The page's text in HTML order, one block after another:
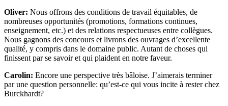
Oliver: Nous offrons des conditions de travail équitables, de
nombreuses opportunités (promotions, formations continues,
enseignement, etc.) et des relations respectueuses entre collègues.
Nous gagnons des concours et livrons des ouvrages d’excellente
qualité, y compris dans le domaine public. Autant de choses qui
finissent par se savoir et qui plaident en notre faveur.
Carolin: Encore une perspective très bâloise. J’aimerais terminer
par une question personnelle: qu’est-ce qui vous incite à rester chez
Burckhardt?